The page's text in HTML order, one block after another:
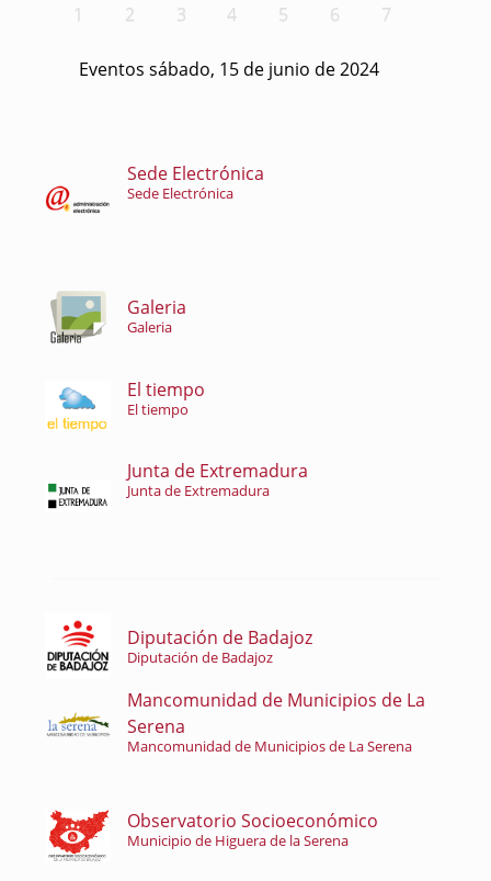
1
2 3 4 5 6 7
Eventos sábado, 15 de junio de 2024
Sede Electrónica
Sede Electrónica
Galeria
Galeria
El tiempo
El tiempo
Junta de Extremadura
Junta de Extremadura
Diputación de Badajoz
Diputación de Badajoz
Mancomunidad de Municipios de La
Serena
Mancomunidad de Municipios de La Serena
Observatorio Socioeconómico
Municipio de Higuera de la Serena